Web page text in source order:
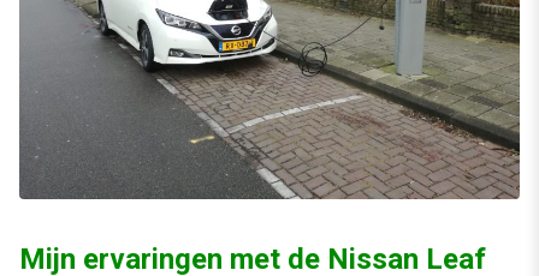
Mijn ervaringen met de Nissan Leaf